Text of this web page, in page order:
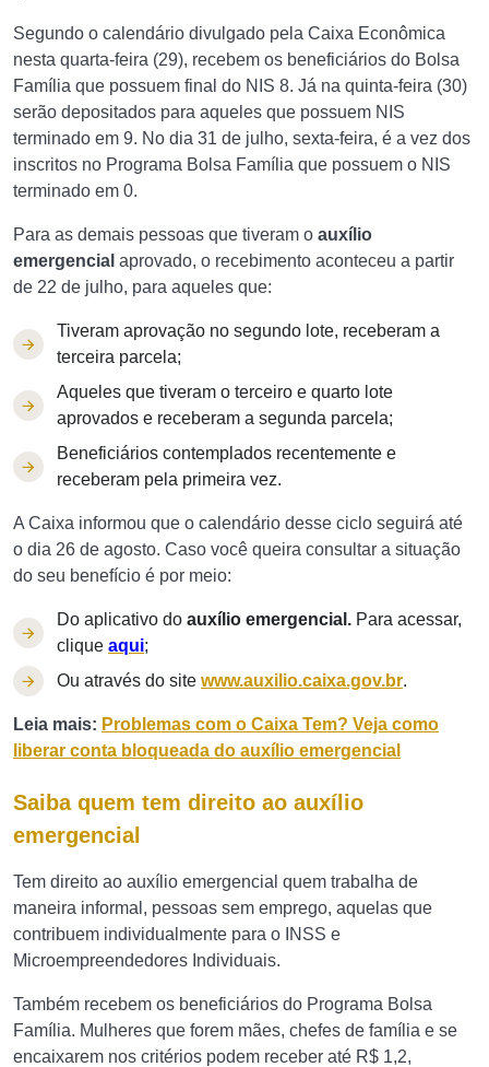
Segundo o calendário divulgado pela Caixa Econômica
nesta quarta-feira (29), recebem os beneficiários do Bolsa
Família que possuem final do NIS 8. Já na quinta-feira (30)
serão depositados para aqueles que possuem NIS
terminado em 9. No dia 31 de julho, sexta-feira, é a vez dos
inscritos no Programa Bolsa Família que possuem o NIS
terminado em 0.
Para as demais pessoas que tiveram o auxílio
emergencial aprovado, o recebimento aconteceu a partir
de 22 de julho, para aqueles que:
Tiveram aprovação no segundo lote, receberam a
terceira parcela;
Aqueles que tiveram o terceiro e quarto lote
aprovados e receberam a segunda parcela;
Beneficiários contemplados recentemente e
receberam pela primeira vez.
A Caixa informou que o calendário desse ciclo seguirá até
o dia 26 de agosto. Caso você queira consultar a situação
do seu benefício é por meio:
Do aplicativo do auxílio emergencial. Para acessar,
clique aqui;
Ou através do site www.auxilio.caixa.gov.br.
Leia mais: Problemas com o Caixa Tem? Veja como
liberar conta bloqueada do auxílio emergencial
Saiba quem tem direito ao auxílio
emergencial
Tem direito ao auxílio emergencial quem trabalha de
maneira informal, pessoas sem emprego, aquelas que
contribuem individualmente para o INSS e
Microempreendedores Individuais.
Também recebem os beneficiários do Programa Bolsa
Família. Mulheres que forem mães, chefes de família e se
encaixarem nos critérios podem receber até R$ 1,2,